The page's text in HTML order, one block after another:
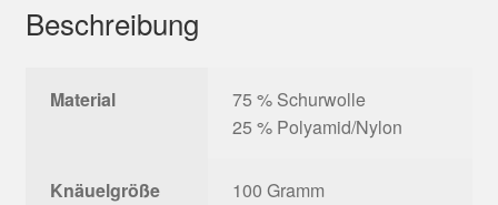
Beschreibung
Material
75 % Schurwolle
25 % Polyamid/Nylon
Knäuelgröße 100 Gramm